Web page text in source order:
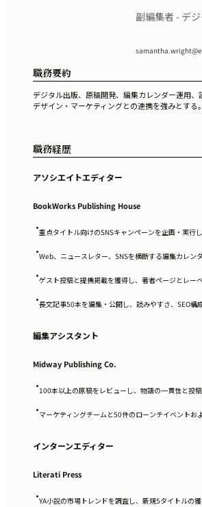
副編集者 - デ
職務要約
デジタル出版、原稿開発、編集カレンダー運用
デザイン・マーケティングとの連携を強みとする。
職務経歴
アソシエイトエディター
BookWorks Publishing House
•重点タイトル向けのSNSキャンペーンを企画・実行
•Web、ニュースレター、SNSを横断する編集カレン
•ゲスト投稿と提携掲載を獲得し、著者ページとレ
•長文記事50本を編集・公開し、読みやすさ、SEO構
編集アシスタント
Midway Publishing Co.
•100本以上の原稿をレビューし、物語の一貫性と投
•マーケティングチームと50件のローンチイベント
インターンエディター
Literati Press
•YA小説の市場トレンドを調査し、新規5タイトルの